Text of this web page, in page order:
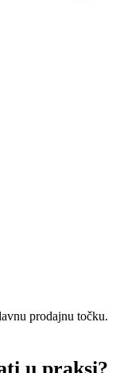
prodajnu točku.
u praksi?